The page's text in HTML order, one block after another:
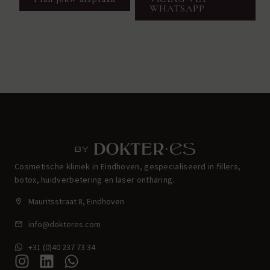
WHATSAPP
Cosmetische kliniek in Eindhoven, gespecialiseerd in fillers,
botox, huidverbetering en laser ontharing.
Mauritsstraat 8, Eindhoven
info@dokteres.com
+31 (0)40 237 73 34